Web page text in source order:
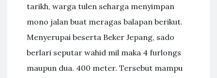
tarikh, warga tulen seharga menyimpan
mono jalan buat meragas balapan berikut.
Menyerupai beserta Beker Jepang, sado
berlari seputar wahid mil maka 4 furlongs
maupun dua. 400 meter. Tersebut mampu